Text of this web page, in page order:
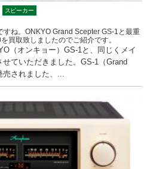
スピーカー
すね。ONKYO Grand Scepter GS-1と最重
買取致しましたのでご紹介です。
（オンキョー）GS-1と、同じくメイ
ていただきました。GS-1（Grand
されました、...